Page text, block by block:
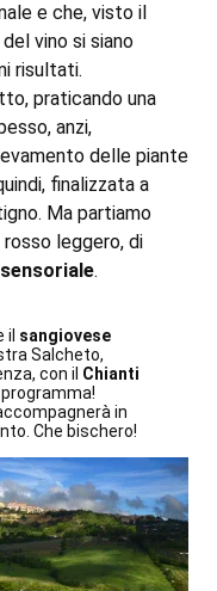
e che, visto il
vino si siano
risultati.
praticando una
anzi,
delle piante
finalizzata a
Ma partiamo
leggero, di
.
il sangiovese
Salcheto,
con il Chianti
in
Che bischero!